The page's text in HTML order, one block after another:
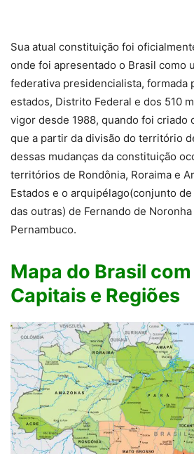
Sua atual constituição foi
onde foi apresentado o Brasil como
federativa presidencialista, formada
estados, Distrito Federal e dos 510
vigor desde 1988, quando foi criado
que a partir da divisão do território
dessas mudanças da constituição
territórios de Rondônia, Roraima e
Estados e o arquipélago(conjunto
das outras) de Fernando de
Pernambuco.
Mapa do Brasil
Capitais e Regiões